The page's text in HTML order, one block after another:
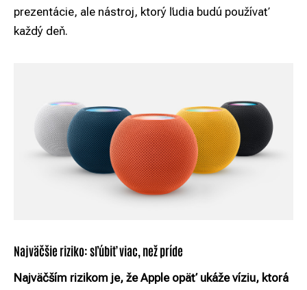
prezentácie, ale nástroj, ktorý ľudia budú používať
každý deň.
Najväčšie riziko: sľúbiť viac, než príde
Najväčším rizikom je, že Apple opäť ukáže víziu, ktorá